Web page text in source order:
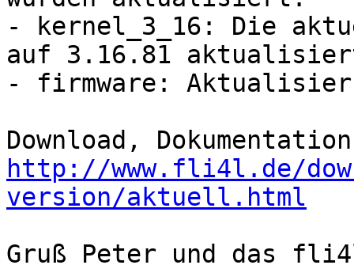
- kernel_3_16: Die
auf 3.16.81
- firmware:
http://www.fli4l.de/
version/aktuell.html